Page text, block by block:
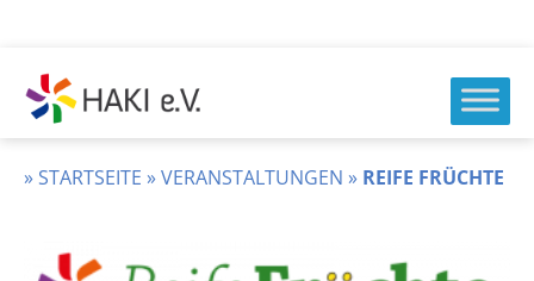
Inhalt
springen
HAKI
e.v.
»STARTSEITE »VERANSTALTUNGEN » REIFE FRÜCHTE